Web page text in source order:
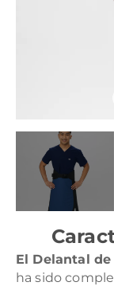
El Delantal
ha sido